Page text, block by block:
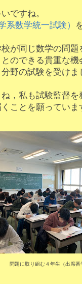
ですね。
系数学統一試験）
が同じ数学の問題
のできる貴重な機
野の試験を受け
，私も試験監督
ことを願っていま
問題に取り組む４年生（出席番